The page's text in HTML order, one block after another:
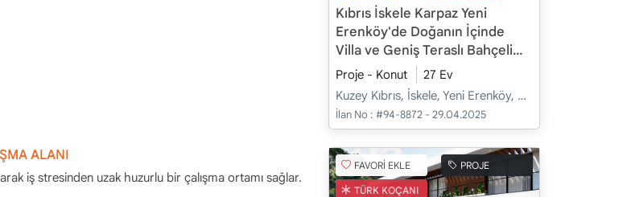
ALANI
iş stresinden uzak huzurlu bir çalışma ortamı sağlar.
Kıbrıs İskele Karpaz Yeni
Erenköy'de Doğanın İçinde
Villa ve Geniş Teraslı Bahçeli
Apartman Daireleri
Proje - Konut
27 Ev
Kuzey Kıbrıs, İskele, Yeni Erenköy, Merkez - Merkez
İlan No : #94-8872 - 29.04.2025
FAVORİ EKLE
TÜRK KOÇANI
PROJE